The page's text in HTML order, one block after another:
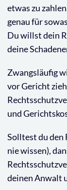
etwas zu
genau für
Du willst dein
deine
Zwangsläufig
vor Gericht
und
Solltest du den
nie wissen),
deinen Anwalt